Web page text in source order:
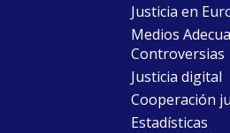
Justicia en
Medios
Controversias
Justicia digital
Cooperación
Estadísticas